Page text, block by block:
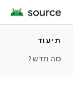
תיעוד
מה חדש?